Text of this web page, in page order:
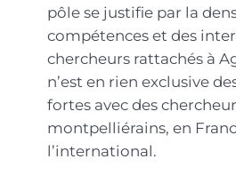
pôle se justifie par la
compétences et des
chercheurs rattachés à
n’est en rien exclusive
fortes avec des
montpelliérains, en
l’international.